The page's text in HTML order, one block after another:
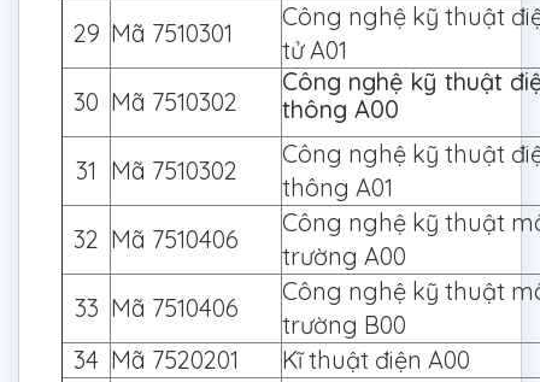
29 Mã 7510301
Công nghệ kỹ thuật
tử A01
30 Mã 7510302
Công nghệ kỹ thuật
thông A00
31 Mã 7510302
Công nghệ kỹ thuật
thông A01
32 Mã 7510406
Công nghệ kỹ thuật
trường A00
33 Mã 7510406
Công nghệ kỹ thuật
trường B00
34 Mã 7520201
Kĩ thuật điện A00